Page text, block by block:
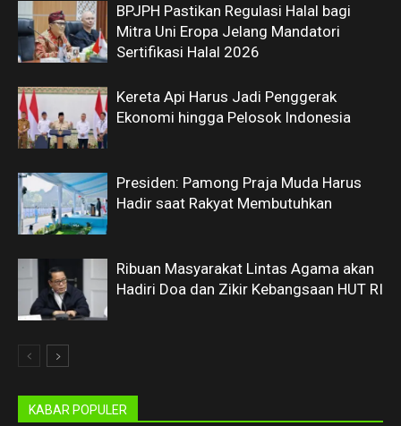
BPJPH Pastikan Regulasi Halal bagi
Mitra Uni Eropa Jelang Mandatori
Sertifikasi Halal 2026
Kereta Api Harus Jadi Penggerak
Ekonomi hingga Pelosok Indonesia
Presiden: Pamong Praja Muda Harus
Hadir saat Rakyat Membutuhkan
Ribuan Masyarakat Lintas Agama akan
Hadiri Doa dan Zikir Kebangsaan HUT RI
KABAR POPULER